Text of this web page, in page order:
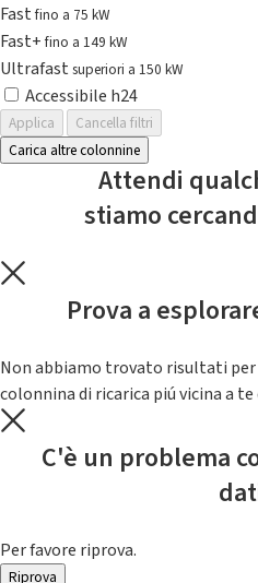
Fastfino a 75 kW
Fast+fino a 149 kW
Ultrafast superiori a 150 kW
Accessibile h24
Applica
Cancella filtri
Carica altre colonnine
Attendi
stiamo
Prova a
Non abbiamo trovato risultati per
colonnina di ricarica piú vicina a
C'è un problema
Per favore riprova.
Riprova